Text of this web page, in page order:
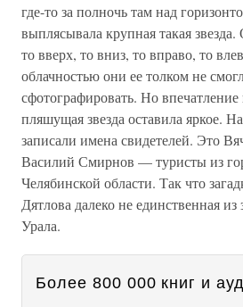
где-то за полночь там над
выплясывала крупная такая
то вверх, то вниз, то вправо, то
облачностью они ее толком не
сфотографировать. Но впечатление
пляшущая звезда оставила яркое.
записали имена свидетелей. Это
Василий Смирнов — туристы из
Челябинской области. Так что
Дятлова далеко не единственная из
Урала.
Более 800 000 книг и